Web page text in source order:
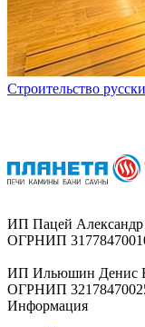
Строительство
ИП Пацей Александр
ОГРНИП
ИП Ильюшин Денис
ОГРНИП
Информация